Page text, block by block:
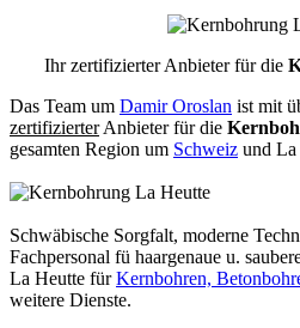
Ihr zertifizierter Anbieter für die
Das Team um Damir Oroslan ist mit
zertifizierterAnbieter für die
gesamten Region um Schweiz und La
Schwäbische Sorgfalt, moderne
Fachpersonal fü haargenaue u.
La Heutte fürKernbohren,
weitere Dienste.